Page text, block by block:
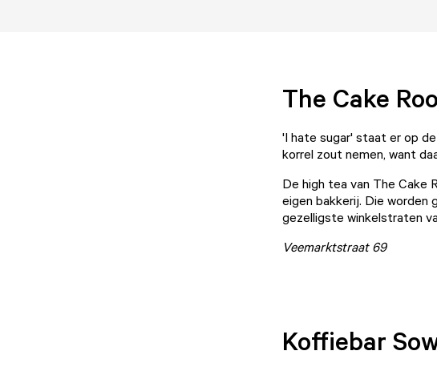
The Cake
'I hate sugar' staat er op
korrel zout nemen, want
De high tea van The Cake
eigen bakkerij. Die worden
gezelligste winkelstraten
Veemarktstraat 69
Koffiebar